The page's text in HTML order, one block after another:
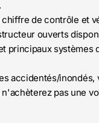
chiffre de contrôle et
ouverts
principaux systèmes
accidentés/
pas une